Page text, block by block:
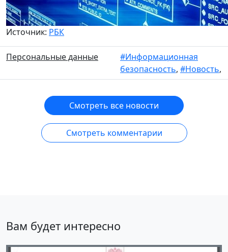
Источник: РБК
Персональные данные
#Информационная
безопасность, #Новость,
Смотреть все новости
Смотреть комментарии
Вам будет интересно